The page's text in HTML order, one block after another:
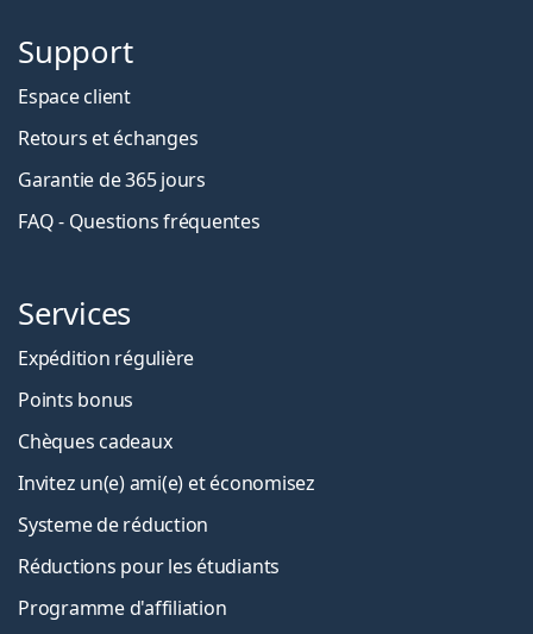
Support
Espace client
Retours et échanges
Garantie de 365 jours
FAQ - Questions fréquentes
Services
Expédition régulière
Points bonus
Chèques cadeaux
Invitez un(e) ami(e) et économisez
Systeme de réduction
Réductions pour les étudiants
Programme d'affiliation